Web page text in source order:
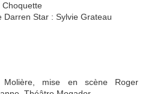
Choquette
Darren Star : Sylvie Grateau
mise en scène Roger